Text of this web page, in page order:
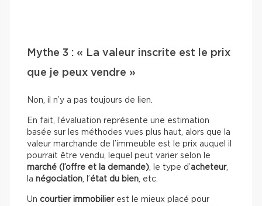
Mythe 3 : « La valeur inscrite est le prix
que je peux vendre »
Non, il n’y a pas toujours de lien.
En fait, l’évaluation représente une estimation
basée sur les méthodes vues plus haut, alors que la
valeur marchande de l’immeuble est le prix auquel il
pourrait être vendu, lequel peut varier selon le
marché (l’offre et la demande), le type d’acheteur,
la négociation, l’état du bien, etc.
Un courtier immobilierest le mieux placé pour